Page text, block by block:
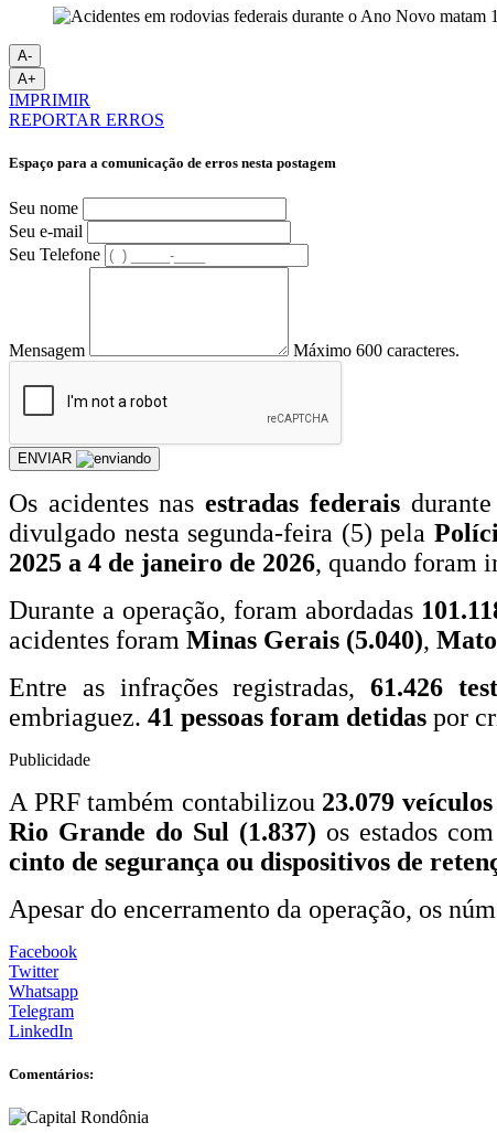
A-
A+
IMPRIMIR
REPORTAR ERROS
Espaço para a comunicação de erros nesta postagem
Seu nome
Seu e-mail
Seu Telefone
Mensagem Máximo 600 caracteres.
ENVIAR
Os acidentes nasestradas federaisdurante
divulgado nesta segunda-feira (5) pela
2025 a 4 de janeiro de 2026, quando foram
Durante a operação, foram abordadas
acidentes foram Minas Gerais (5.040),
Entre as infrações registradas, 61.426
embriaguez. 41 pessoas foram detidas por
Publicidade
A PRF também contabilizou 23.079
Rio Grande do Sul (1.837) os estados
cinto de segurança ou dispositivos de
Apesar do encerramento da operação, os
Facebook
Twitter
Whatsapp
Telegram
LinkedIn
Comentários: